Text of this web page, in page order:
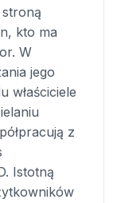
kto ma
W
jego
właściciele
z
Istotną